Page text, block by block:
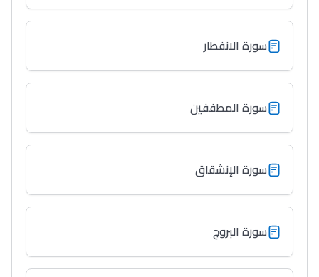
سورة الانفطار
سورة المطففين
سورة الإنشقاق
سورة البروج